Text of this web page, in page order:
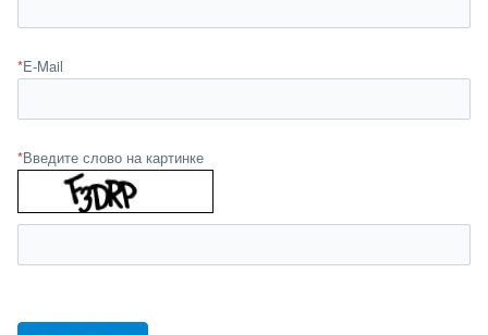
*E-Mail
*Введите слово на картинке